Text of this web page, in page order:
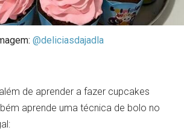
@deliciasdajadla
de aprender a fazer cupcakes
aprende uma técnica de bolo no